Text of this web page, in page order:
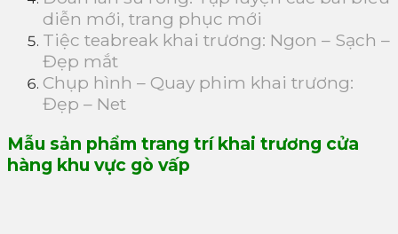
diễn mới, trang phục mới
Tiệc teabreak khai trương: Ngon – Sạch –
Đẹp mắt
Chụp hình – Quay phim khai trương:
Đẹp – Net
Mẫu sản phẩm trang trí khai trương cửa
hàng khu vực gò vấp